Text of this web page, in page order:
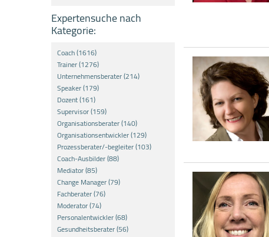
Expertensuche nach
Kategorie:
Coach (1616)
Trainer (1276)
Unternehmensberater (214)
Speaker (179)
Dozent (161)
Supervisor (159)
Organisationsberater (140)
Organisationsentwickler (129)
Prozessberater/-begleiter (103)
Coach-Ausbilder (88)
Mediator (85)
Change Manager (79)
Fachberater (76)
Moderator (74)
Personalentwickler (68)
Gesundheitsberater (56)